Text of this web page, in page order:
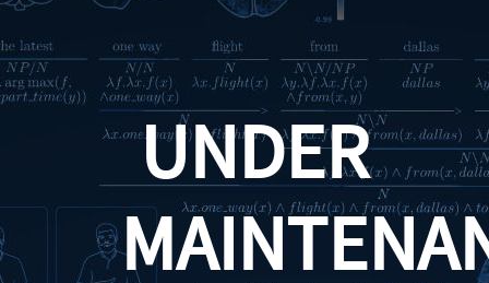
UNDER